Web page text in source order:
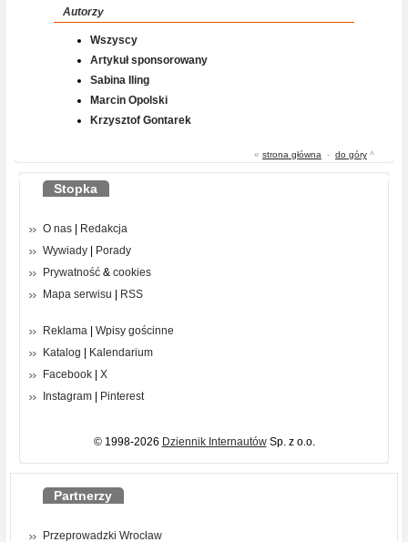
Autorzy
Wszyscy
Artykuł sponsorowany
Sabina Iling
Marcin Opolski
Krzysztof Gontarek
« strona główna - do góry ^
Stopka
O nas
Redakcja
Wywiady
Porady
Prywatność & cookies
Mapa serwisu
RSS
Reklama
Wpisy gościnne
Katalog
Kalendarium
Facebook
X
Instagram
Pinterest
© 1998-2026 Dziennik InternautówSp. z o.o.
Partnerzy
Przeprowadzki Wrocław